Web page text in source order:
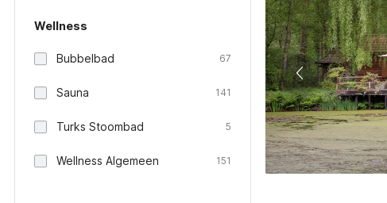
Wellness
Bubbelbad 67
Sauna 141
Turks Stoombad 5
Wellness Algemeen 151